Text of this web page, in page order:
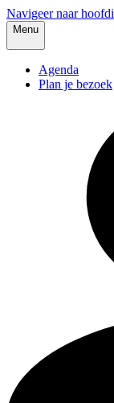
Navigeer naar
Menu
Agenda
Plan je bezoek